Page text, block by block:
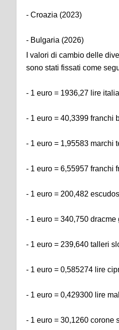
- Croazia (2023)
- Bulgaria (2026)
I valori di cambio delle
sono stati fissati come
- 1 euro = 1936,27 lire
- 1 euro = 40,3399 franchi
- 1 euro = 1,95583 marchi
- 1 euro = 6,55957 franchi
- 1 euro = 200,482
- 1 euro = 340,750 dracme
- 1 euro = 239,640 talleri
- 1 euro = 0,585274 lire
- 1 euro = 0,429300 lire
- 1 euro = 30,1260 corone